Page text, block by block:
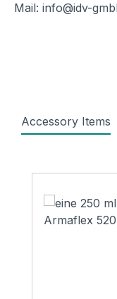
Mail: info@idv-
Accessory Items